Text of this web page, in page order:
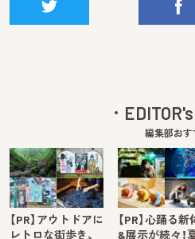
編集部おす
【PR】アウトドアに
レトロな街歩き、
【PR】心踊る新
&展示が続々！